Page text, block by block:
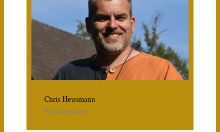
Chris Heusmann
Schatzmeister